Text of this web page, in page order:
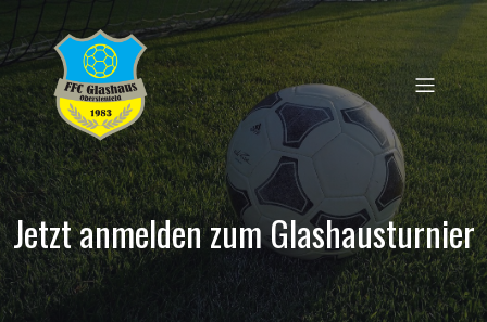
Jetzt anmelden zum Glashausturnier